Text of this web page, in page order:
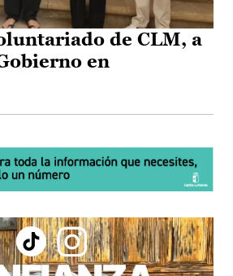
de CLM, a
en